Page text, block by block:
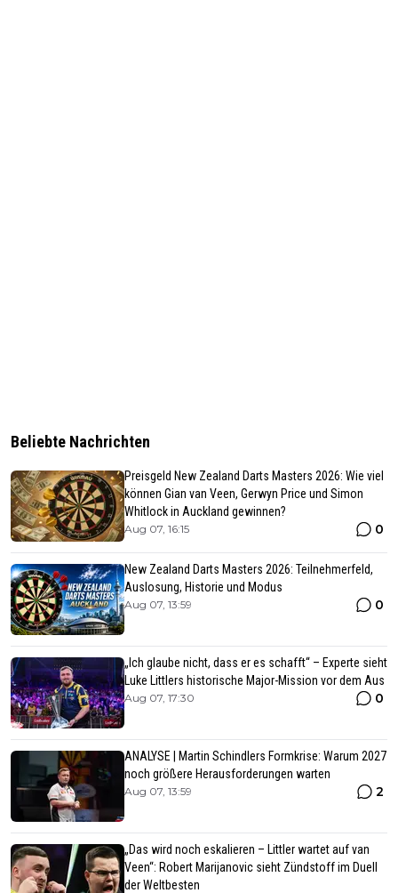
Beliebte Nachrichten
Preisgeld New Zealand Darts Masters 2026: Wie viel
können Gian van Veen, Gerwyn Price und Simon
Whitlock in Auckland gewinnen?
Aug 07, 16:15 0
New Zealand Darts Masters 2026: Teilnehmerfeld,
Auslosung, Historie und Modus
Aug 07, 13:59 0
„Ich glaube nicht, dass er es schafft“ – Experte sieht
Luke Littlers historische Major-Mission vor dem Aus
Aug 07, 17:30 0
ANALYSE | Martin Schindlers Formkrise: Warum 2027
noch größere Herausforderungen warten
Aug 07, 13:59 2
„Das wird noch eskalieren – Littler wartet auf van
Veen“: Robert Marijanovic sieht Zündstoff im Duell
der Weltbesten